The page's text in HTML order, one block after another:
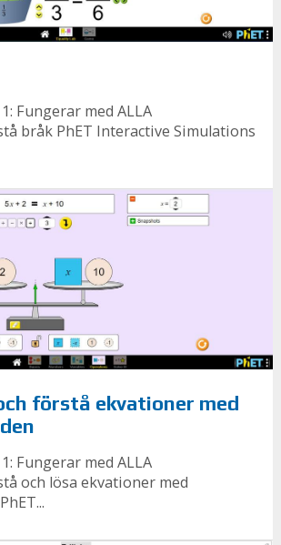
Fungerar med ALLA
bråk PhET Interactive Simulations
förstå ekvationer med
Fungerar med ALLA
och lösa ekvationer med